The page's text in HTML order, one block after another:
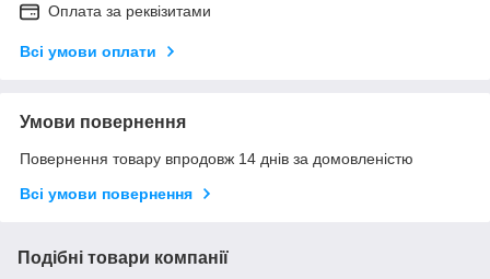
Оплата за реквізитами
Всі умови оплати
Умови повернення
Повернення товару впродовж 14 днів за домовленістю
Всі умови повернення
Подібні товари компанії